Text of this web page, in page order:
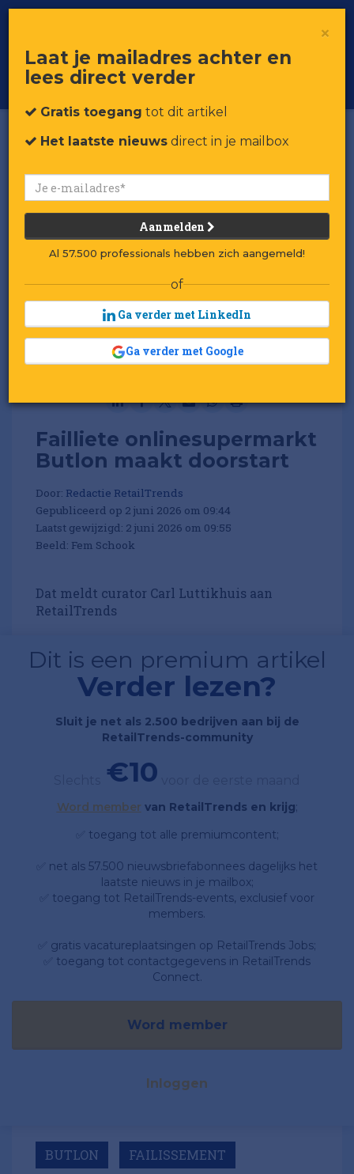
Voor professionals in retail & brands
Toggle
Failliete onlinesupermarkt
Butlon maakt doorstart
Door: Redactie RetailTrends
Gepubliceerd op 2 juni 2026 om 09:44
Laatst gewijzigd: 2 juni 2026 om 09:55
Beeld: Fem Schook
Dat meldt curator Carl Luttikhuis aan
RetailTrends
Dit is een premium artikel
Verder lezen?
Sluit je net als 2.500 bedrijven aan bij de
RetailTrends-community
€10
Word member van RetailTrends en krijg;
✅ toegang tot alle premiumcontent;
✅ net als 57.500 nieuwsbriefabonnees dagelijks het
laatste nieuws in je mailbox;
✅ toegang tot RetailTrends-events, exclusief voor
members.
✅ gratis vacatureplaatsingen op RetailTrends Jobs;
✅ toegang tot contactgegevens in RetailTrends
Connect.
Word member
Inloggen
BUTLON FAILISSEMENT
×
Laat je mailadres achter en
lees direct verder
Gratis toegang tot dit artikel
Het laatste nieuws direct in je mailbox
Aanmelden
Al 57.500 professionals hebben zich aangemeld!
of
Ga verder met LinkedIn
Ga verder met Google